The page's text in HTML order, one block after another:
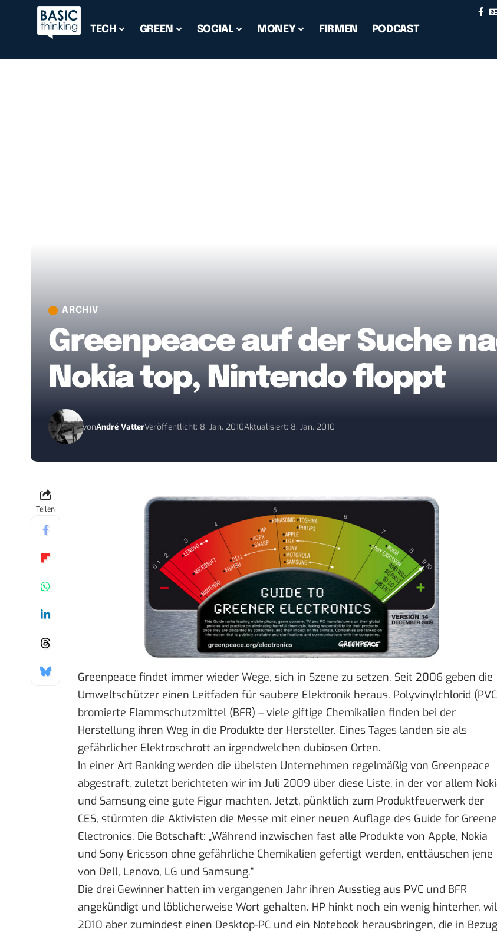
TECH GREEN SOCIAL MONEY FIRMEN PODCAST
ARCHIV
Greenpeace auf der Suche
Nokia top, Nintendo floppt
vonAndré VatterVeröffentlicht: 8. Jan. 2010Aktualisiert: 8. Jan. 2010
Teilen
Greenpeace findet immer wieder Wege, sich in Szene zu setzen. Seit 2006 geben die
Umweltschützer einen Leitfaden für saubere Elektronik heraus. Polyvinylchlorid
bromierte Flammschutzmittel (BFR) – viele giftige Chemikalien finden bei der
Herstellung ihren Weg in die Produkte der Hersteller. Eines Tages landen sie als
gefährlicher Elektroschrott an irgendwelchen dubiosen Orten.
In einer Art Ranking werden die übelsten Unternehmen regelmäßig von Greenpeace
abgestraft, zuletzt berichteten wir im Juli 2009 über diese Liste, in der vor allem
und Samsung eine gute Figur machten. Jetzt, pünktlich zum Produktfeuerwerk der
CES, stürmten die Aktivisten die Messe mit einer neuen Auflage des Guide for
Electronics. Die Botschaft: „Während inzwischen fast alle Produkte von Apple, Nokia
und Sony Ericsson ohne gefährliche Chemikalien gefertigt werden, enttäuschen jene
von Dell, Lenovo, LG und Samsung.“
Die drei Gewinner hatten im vergangenen Jahr ihren Ausstieg aus PVC und BFR
angekündigt und löblicherweise Wort gehalten. HP hinkt noch ein wenig hinterher,
2010 aber zumindest einen Desktop-PC und ein Notebook herausbringen, die in Bezug